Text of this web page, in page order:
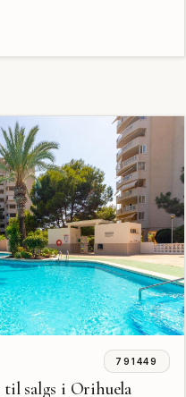
791449
til salgs i Orihuela